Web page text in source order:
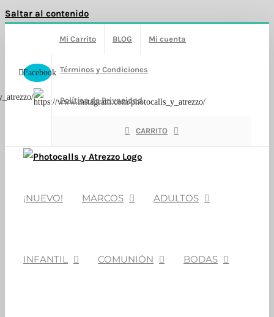
Saltar al contenido
Facebook
Mi Carrito BLOG Mi cuenta
Términos y Condiciones
Política de Privacidad
CARRITO
¡NUEVO! MARCOS ADULTOS
INFANTIL COMUNIÓN BODAS